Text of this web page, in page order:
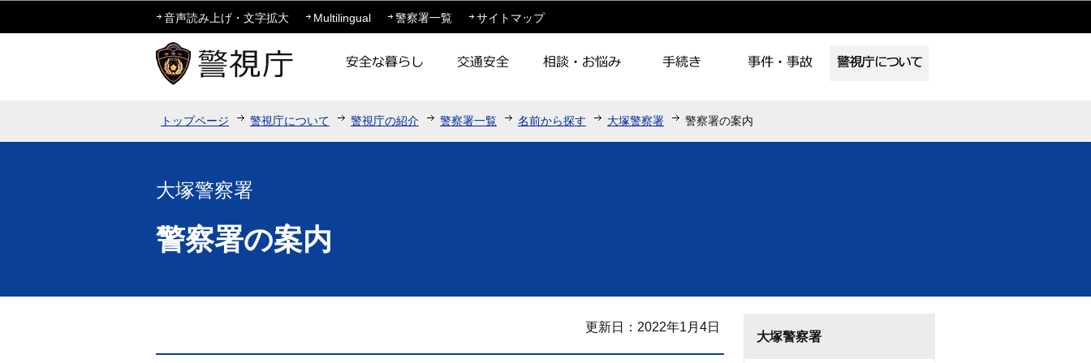
このページの本文へ移動
音声読み上げ・文字拡大 Multilingual 警察署一覧 サイトマップ
トップページ 警視庁について 警視庁の紹介 警察署一覧 名前から探す 大塚警察署 警察署の案内
大塚警察署
警察署の案内
更新日：2022年1月4日
大塚警察署